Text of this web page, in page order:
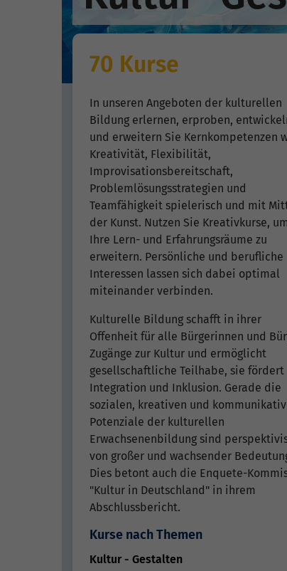
70 Kurse
In unseren Angeboten der kulturellen
Bildung erlernen, erproben,
und erweitern Sie Kernkompetenzen
Kreativität, Flexibilität,
Improvisationsbereitschaft,
Problemlösungsstrategien und
Teamfähigkeit spielerisch und mit
der Kunst. Nutzen Sie Kreativkurse, um
Ihre Lern- und Erfahrungsräume zu
erweitern. Persönliche und berufliche
Interessen lassen sich dabei optimal
miteinander verbinden.
Kulturelle Bildung schafft in ihrer
Offenheit für alle Bürgerinnen und
Zugänge zur Kultur und ermöglicht
gesellschaftliche Teilhabe, sie fördert
Integration und Inklusion. Gerade die
sozialen, kreativen und
Potenziale der kulturellen
Erwachsenenbildung sind
von großer und wachsender
Dies betont auch die Enquete-
"Kultur in Deutschland" in ihrem
Abschlussbericht.
Kurse nach Themen
Kultur - Gestalten